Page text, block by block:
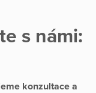
s námi:
konzultace a